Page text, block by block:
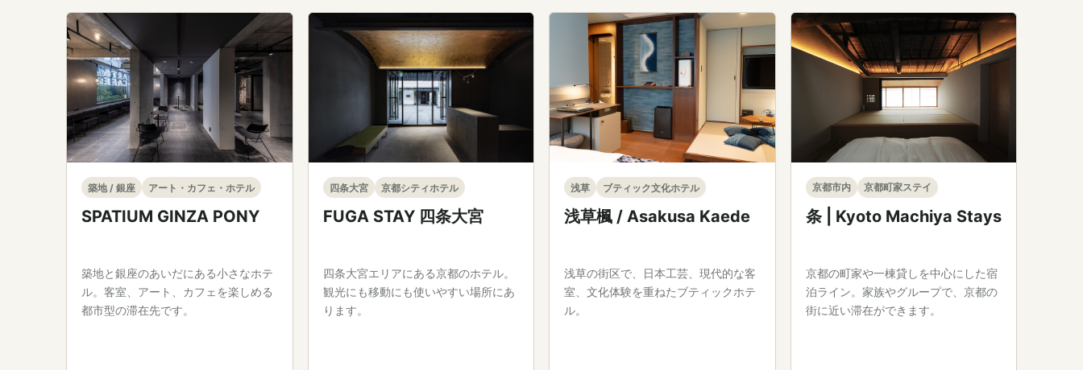
築地 / 銀座 アート・カフェ・ホテル
SPATIUM GINZA PONY
築地と銀座のあいだにある小さなホテ
ル。客室、アート、カフェを楽しめる
都市型の滞在先です。
四条大宮 京都シティホテル
FUGA STAY 四条大宮
四条大宮エリアにある京都のホテル。
観光にも移動にも使いやすい場所にあ
ります。
浅草 ブティック文化ホテル
浅草楓 / Asakusa Kaede
浅草の街区で、日本工芸、現代的な客
室、文化体験を重ねたブティックホテ
ル。
京都市内 京都町家ステイ
条 | Kyoto Machiya Stays
京都の町家や一棟貸しを中心にした宿
泊ライン。家族やグループで、京都の
街に近い滞在ができます。